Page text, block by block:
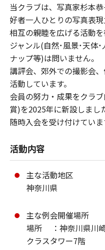
当クラブは、写真家杉本
好者一人ひとりの写真表
相互の親睦を広げる活動を
ジャンル(自然･風景･天体
ナップ等)は問いません。
講評会、郊外での撮影会
活動しています。
会員の努力・成果をクラ
賞)を2025年に新設しまし
随時入会を受け付けていま
活動内容
主な活動地区
神奈川県
主な例会開催場所
場所 ：神奈川県川
クラスタワー7階